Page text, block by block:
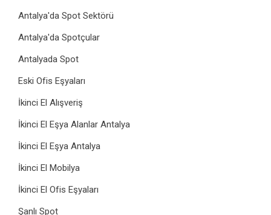
Antalya'da Spot Sektörü
Antalya'da Spotçular
Antalyada Spot
Eski Ofis Eşyaları
İkinci El Alışveriş
İkinci El Eşya Alanlar Antalya
İkinci El Eşya Antalya
İkinci El Mobilya
İkinci El Ofis Eşyaları
Şanlı Spot